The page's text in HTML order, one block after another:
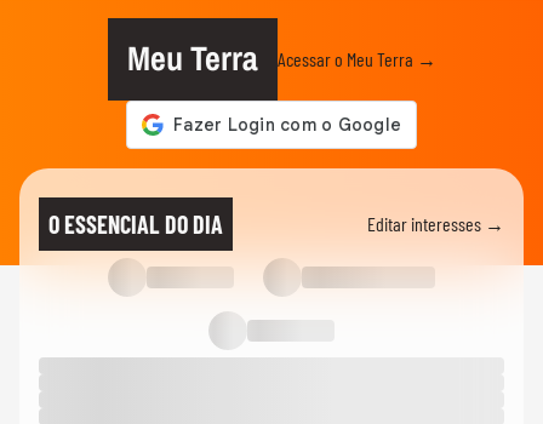
Meu Terra Acessar o Meu Terra →
O ESSENCIAL DO DIA Editar interesses →